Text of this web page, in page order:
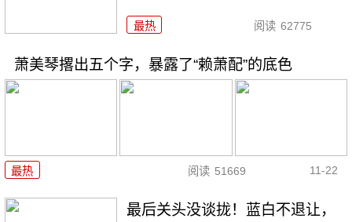
最热 阅读 62775
萧美琴撂出五个字，暴露了“赖萧配”的底色
最热 阅读 51669 11-22
最后关头没谈拢！蓝白不退让，